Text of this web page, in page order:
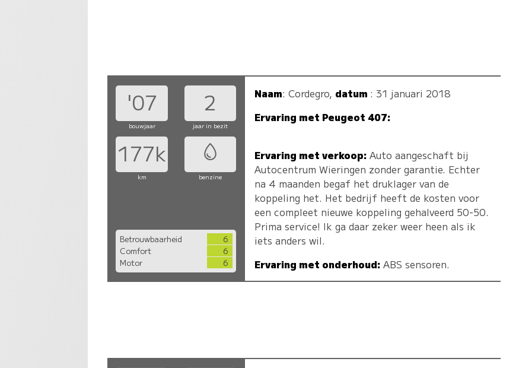
'07 2
bouwjaar jaar in bezit
177k
km benzine
Betrouwbaarheid
6
Comfort
6
Motor
6
Naam: Cordegro, datum : 31 januari 2018
Ervaring met Peugeot 407:
Ervaring met verkoop:Auto aangeschaft bij
Autocentrum Wieringen zonder garantie. Echter
na 4 maanden begaf het druklager van de
koppeling het. Het bedrijf heeft de kosten voor
een compleet nieuwe koppeling gehalveerd 50-50.
Prima service! Ik ga daar zeker weer heen als ik
iets anders wil.
Ervaring met onderhoud:ABS sensoren.